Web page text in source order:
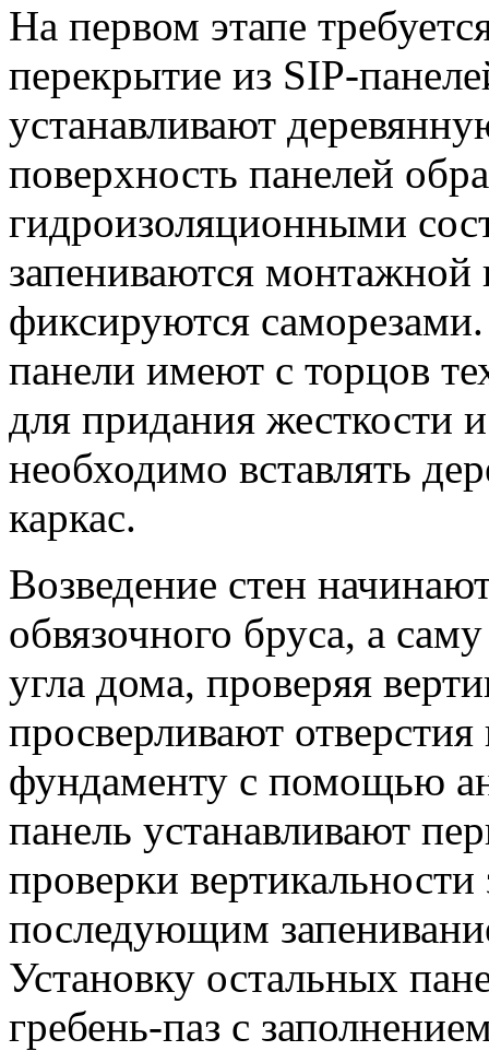
На первом этапе
перекрытие из SIP-
устанавливают
поверхность панелей
гидроизоляционными
запениваются
фиксируются
панели имеют с торцов
для придания жесткости
необходимо вставлять
каркас.
Возведение стен
обвязочного бруса, а
угла дома, проверяя
просверливают
фундаменту с помощью
панель устанавливают
проверки
последующим
Установку остальных
гребень-паз с